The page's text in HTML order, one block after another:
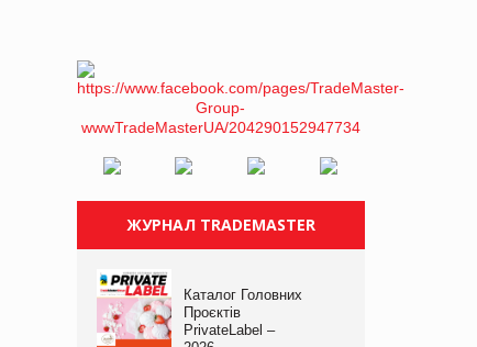
ЖУРНАЛ TRADEMASTER
Каталог Головних
Проєктів
PrivateLabel –